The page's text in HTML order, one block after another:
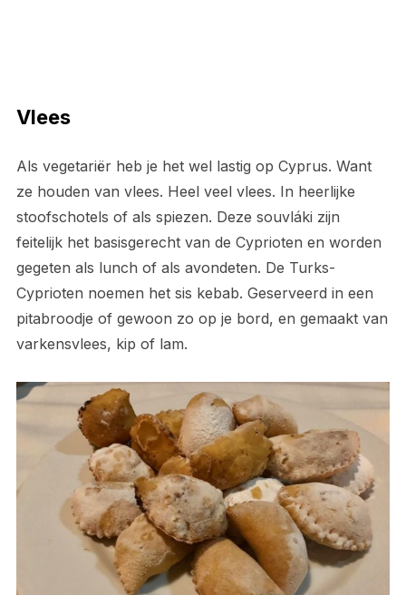
Vlees
Als vegetariër heb je het wel lastig op Cyprus. Want
ze houden van vlees. Heel veel vlees. In heerlijke
stoofschotels of als spiezen. Deze souvláki zijn
feitelijk het basisgerecht van de Cyprioten en worden
gegeten als lunch of als avondeten. De Turks-
Cyprioten noemen het sis kebab. Geserveerd in een
pitabroodje of gewoon zo op je bord, en gemaakt van
varkensvlees, kip of lam.